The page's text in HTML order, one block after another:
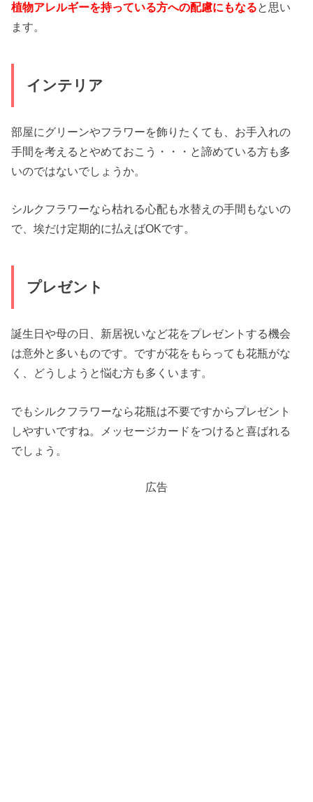
植物アレルギーを持っている方への配慮にもなると思い
ます。
インテリア
部屋にグリーンやフラワーを飾りたくても、お手入れの
手間を考えるとやめておこう・・・と諦めている方も多
いのではないでしょうか。
シルクフラワーなら枯れる心配も水替えの手間もないの
で、埃だけ定期的に払えばOKです。
プレゼント
誕生日や母の日、新居祝いなど花をプレゼントする機会
は意外と多いものです。ですが花をもらっても花瓶がな
く、どうしようと悩む方も多くいます。
でもシルクフラワーなら花瓶は不要ですからプレゼント
しやすいですね。メッセージカードをつけると喜ばれる
でしょう。
広告